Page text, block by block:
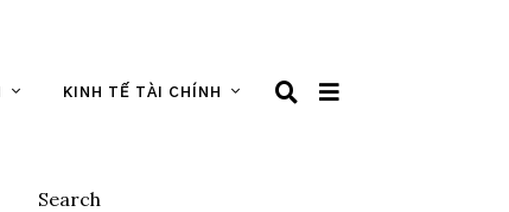
KINH TẾ TÀI CHÍNH
Search